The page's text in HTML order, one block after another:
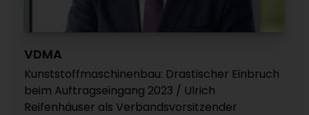
VDMA
Kunststoffmaschinenbau: Drastischer Einbruch
beim Auftragseingang 2023 / Ulrich
Reifenhäuser als Verbandsvorsitzender